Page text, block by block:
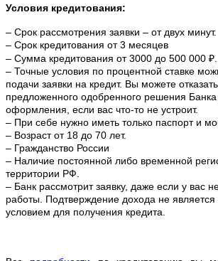
Условия кредитования:
– Срок рассмотрения заявки – от двух минут.
– Срок кредитования от 3 месяцев
– Сумма кредитования от 3000 до 500 000 ₽.
– Точные условия по процентной ставке
подачи заявки на кредит. Вы можете
предложенного одобренного решения Банка
оформления, если вас что-то не устроит.
– При себе нужно иметь только паспорт и
– Возраст от 18 до 70 лет.
– Гражданство России
– Наличие постоянной либо временной
территории РФ.
– Банк рассмотрит заявку, даже если у вас
работы. Подтверждение дохода не
условием для получения кредита.